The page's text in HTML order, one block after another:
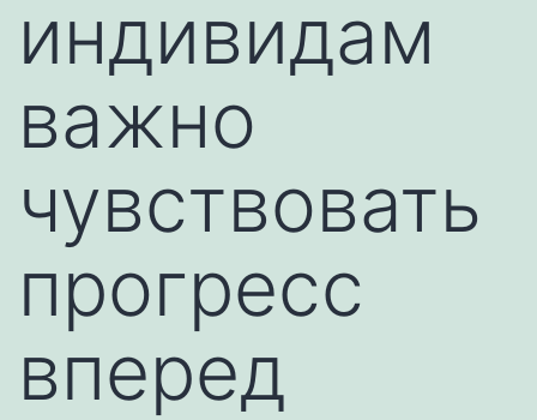
индивидам
важно
чувствовать
прогресс
вперед